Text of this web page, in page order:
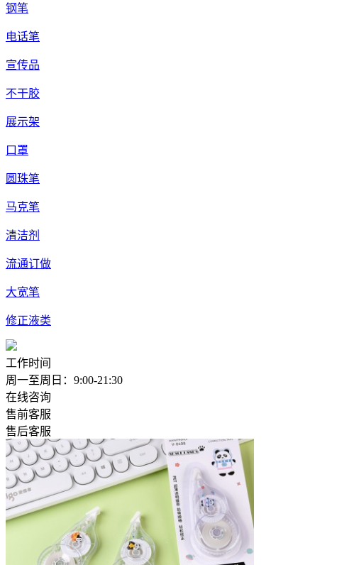
钢笔
电话笔
宣传品
不干胶
展示架
口罩
圆珠笔
马克笔
清洁剂
流通订做
大宽笔
修正液类
工作时间
周一至周日：9:00-21:30
在线咨询
售前客服
售后客服